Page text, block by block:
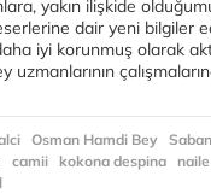
yakın ilişkide
dair yeni bilgiler
iyi korunmuş olarak
Osman Hamdi Bey
camii kokona despina